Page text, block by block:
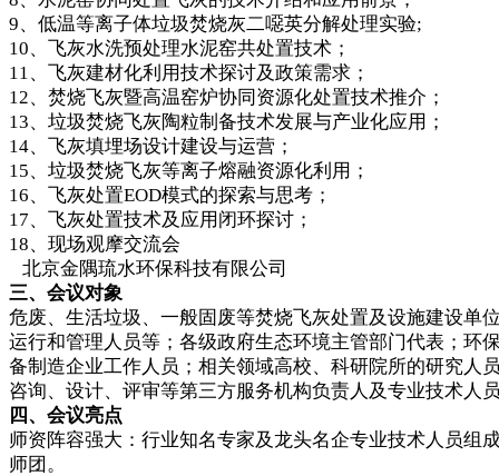
9、低温等离子体垃圾焚烧灰二噁英分解处理实验;
10、飞灰水洗预处理水泥窑共处置技术；
11、飞灰建材化利用技术探讨及政策需求；
12、焚烧飞灰暨高温窑炉协同资源化处置技术推介；
13、垃圾焚烧飞灰陶粒制备技术发展与产业化应用；
14、飞灰填埋场设计建设与运营；
15、垃圾焚烧飞灰等离子熔融资源化利用；
16、飞灰处置EOD模式的探索与思考；
17、飞灰处置技术及应用闭环探讨；
18、现场观摩交流会
北京金隅琉水环保科技有限公司
三、会议对象
危废、生活垃圾、一般固废等焚烧飞灰处置及设施建设单
运行和管理人员等；各级政府生态环境主管部门代表；环
备制造企业工作人员；相关领域高校、科研院所的研究人
咨询、设计、评审等第三方服务机构负责人及专业技术人
四、会议亮点
师资阵容强大：行业知名专家及龙头名企专业技术人员组
师团。